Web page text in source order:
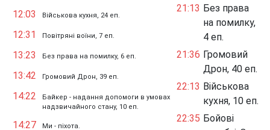
12:03 Військова кухня, 24 еп.
12:31 Повітряні воїни, 7 еп.
13:23 Без права на помилку, 6 еп.
13:42 Громовий Дрон, 39 еп.
14:22
Байкер - надання допомоги в умовах
надзвичайного стану, 10 еп.
14:27 Ми - піхота.
21:13 Без права
на помилку,
4 еп.
21:36 Громовий
Дрон, 40 еп.
22:13 Військова
кухня, 10 еп.
22:35 Бойові